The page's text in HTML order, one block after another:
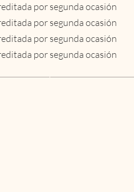
por segunda ocasión
por segunda ocasión
por segunda ocasión
por segunda ocasión